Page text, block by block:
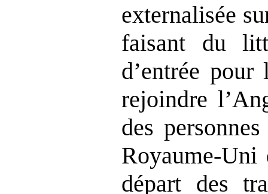
externalisée
faisant du
d’entrée pour
rejoindre
des
départ des